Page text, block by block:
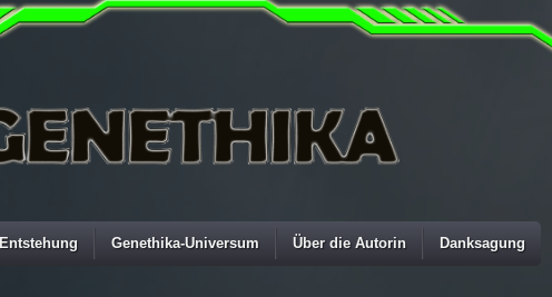
Entstehung Genethika-Universum Über die Autorin Danksagung